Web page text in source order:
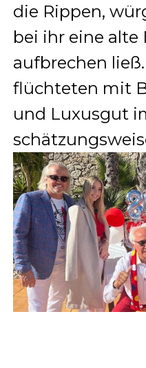
die Rippen,
bei ihr eine alte
aufbrechen ließ.
flüchteten mit
und Luxusgut